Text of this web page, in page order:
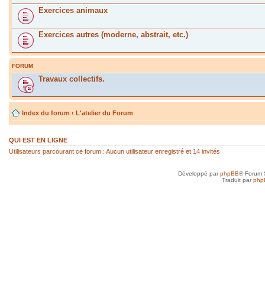
Exercices animaux
Exercices autres (moderne, abstrait, etc.)
FORUM
Travaux collectifs.
Index du forum ‹ L'atelier du Forum
QUI EST EN LIGNE
Utilisateurs parcourant ce forum : Aucun utilisateur enregistré et 14 invités
Développé parphpBB® Forum
Traduit par